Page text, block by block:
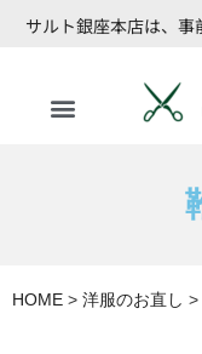
サルト銀座本店は、事
HOME > 洋服のお直し >